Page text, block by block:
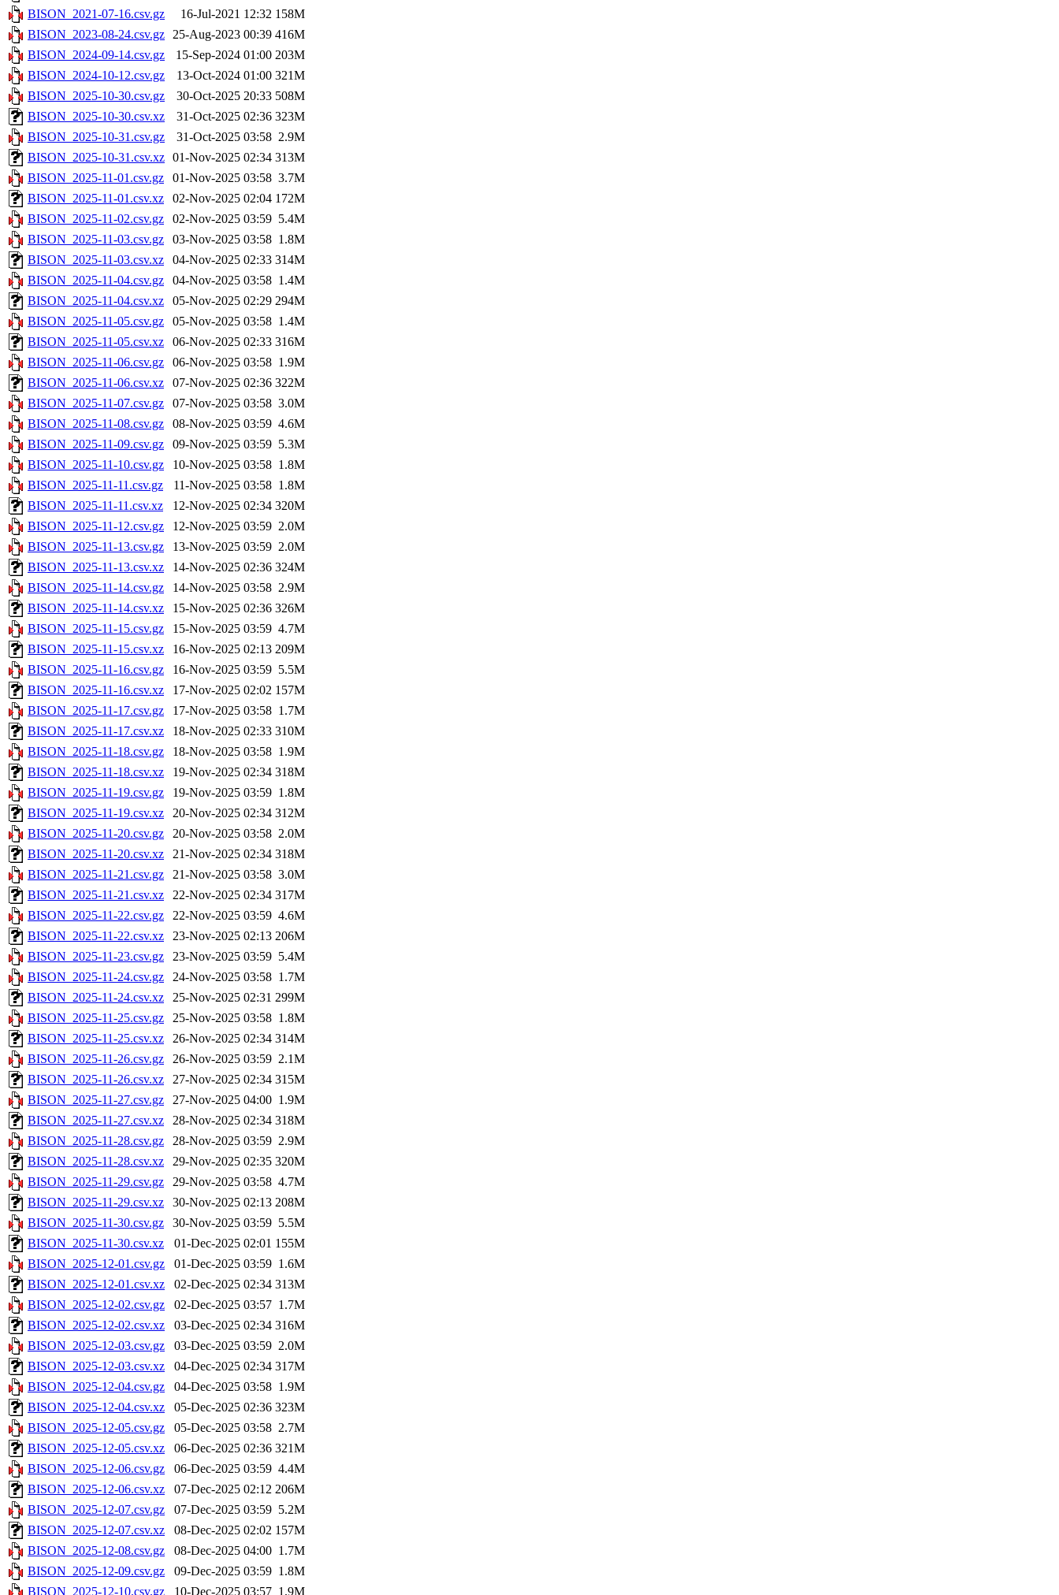
BISON_2021-07-16.csv.gz
16-Jul-2021 12:32 158M
BISON_2023-08-24.csv.gz 25-Aug-2023 00:39 416M
BISON_2024-09-14.csv.gz
15-Sep-2024 01:00 203M
BISON_2024-10-12.csv.gz
13-Oct-2024 01:00 321M
BISON_2025-10-30.csv.gz
30-Oct-2025 20:33 508M
BISON_2025-10-30.csv.xz
31-Oct-2025 02:36 323M
BISON_2025-10-31.csv.gz
31-Oct-2025 03:58 2.9M
BISON_2025-10-31.csv.xz 01-Nov-2025 02:34 313M
BISON_2025-11-01.csv.gz
01-Nov-2025 03:58 3.7M
BISON_2025-11-01.csv.xz
02-Nov-2025 02:04 172M
BISON_2025-11-02.csv.gz
02-Nov-2025 03:59 5.4M
BISON_2025-11-03.csv.gz
03-Nov-2025 03:58 1.8M
BISON_2025-11-03.csv.xz
04-Nov-2025 02:33 314M
BISON_2025-11-04.csv.gz
04-Nov-2025 03:58 1.4M
BISON_2025-11-04.csv.xz
05-Nov-2025 02:29 294M
BISON_2025-11-05.csv.gz
05-Nov-2025 03:58 1.4M
BISON_2025-11-05.csv.xz
06-Nov-2025 02:33 316M
BISON_2025-11-06.csv.gz
06-Nov-2025 03:58 1.9M
BISON_2025-11-06.csv.xz
07-Nov-2025 02:36 322M
BISON_2025-11-07.csv.gz
07-Nov-2025 03:58 3.0M
BISON_2025-11-08.csv.gz
08-Nov-2025 03:59 4.6M
BISON_2025-11-09.csv.gz
09-Nov-2025 03:59 5.3M
BISON_2025-11-10.csv.gz
10-Nov-2025 03:58 1.8M
BISON_2025-11-11.csv.gz
11-Nov-2025 03:58 1.8M
BISON_2025-11-11.csv.xz
12-Nov-2025 02:34 320M
BISON_2025-11-12.csv.gz
12-Nov-2025 03:59 2.0M
BISON_2025-11-13.csv.gz
13-Nov-2025 03:59 2.0M
BISON_2025-11-13.csv.xz
14-Nov-2025 02:36 324M
BISON_2025-11-14.csv.gz
14-Nov-2025 03:58 2.9M
BISON_2025-11-14.csv.xz
15-Nov-2025 02:36 326M
BISON_2025-11-15.csv.gz
15-Nov-2025 03:59 4.7M
BISON_2025-11-15.csv.xz
16-Nov-2025 02:13 209M
BISON_2025-11-16.csv.gz
16-Nov-2025 03:59 5.5M
BISON_2025-11-16.csv.xz
17-Nov-2025 02:02 157M
BISON_2025-11-17.csv.gz
17-Nov-2025 03:58 1.7M
BISON_2025-11-17.csv.xz
18-Nov-2025 02:33 310M
BISON_2025-11-18.csv.gz
18-Nov-2025 03:58 1.9M
BISON_2025-11-18.csv.xz
19-Nov-2025 02:34 318M
BISON_2025-11-19.csv.gz
19-Nov-2025 03:59 1.8M
BISON_2025-11-19.csv.xz
20-Nov-2025 02:34 312M
BISON_2025-11-20.csv.gz
20-Nov-2025 03:58 2.0M
BISON_2025-11-20.csv.xz
21-Nov-2025 02:34 318M
BISON_2025-11-21.csv.gz
21-Nov-2025 03:58 3.0M
BISON_2025-11-21.csv.xz
22-Nov-2025 02:34 317M
BISON_2025-11-22.csv.gz
22-Nov-2025 03:59 4.6M
BISON_2025-11-22.csv.xz
23-Nov-2025 02:13 206M
BISON_2025-11-23.csv.gz
23-Nov-2025 03:59 5.4M
BISON_2025-11-24.csv.gz
24-Nov-2025 03:58 1.7M
BISON_2025-11-24.csv.xz
25-Nov-2025 02:31 299M
BISON_2025-11-25.csv.gz
25-Nov-2025 03:58 1.8M
BISON_2025-11-25.csv.xz
26-Nov-2025 02:34 314M
BISON_2025-11-26.csv.gz
26-Nov-2025 03:59 2.1M
BISON_2025-11-26.csv.xz
27-Nov-2025 02:34 315M
BISON_2025-11-27.csv.gz
27-Nov-2025 04:00 1.9M
BISON_2025-11-27.csv.xz
28-Nov-2025 02:34 318M
BISON_2025-11-28.csv.gz
28-Nov-2025 03:59 2.9M
BISON_2025-11-28.csv.xz
29-Nov-2025 02:35 320M
BISON_2025-11-29.csv.gz
29-Nov-2025 03:58 4.7M
BISON_2025-11-29.csv.xz
30-Nov-2025 02:13 208M
BISON_2025-11-30.csv.gz
30-Nov-2025 03:59 5.5M
BISON_2025-11-30.csv.xz
01-Dec-2025 02:01 155M
BISON_2025-12-01.csv.gz
01-Dec-2025 03:59 1.6M
BISON_2025-12-01.csv.xz
02-Dec-2025 02:34 313M
BISON_2025-12-02.csv.gz
02-Dec-2025 03:57 1.7M
BISON_2025-12-02.csv.xz
03-Dec-2025 02:34 316M
BISON_2025-12-03.csv.gz
03-Dec-2025 03:59 2.0M
BISON_2025-12-03.csv.xz
04-Dec-2025 02:34 317M
BISON_2025-12-04.csv.gz
04-Dec-2025 03:58 1.9M
BISON_2025-12-04.csv.xz
05-Dec-2025 02:36 323M
BISON_2025-12-05.csv.gz
05-Dec-2025 03:58 2.7M
BISON_2025-12-05.csv.xz
06-Dec-2025 02:36 321M
BISON_2025-12-06.csv.gz
06-Dec-2025 03:59 4.4M
BISON_2025-12-06.csv.xz
07-Dec-2025 02:12 206M
BISON_2025-12-07.csv.gz
07-Dec-2025 03:59 5.2M
BISON_2025-12-07.csv.xz
08-Dec-2025 02:02 157M
BISON_2025-12-08.csv.gz
08-Dec-2025 04:00 1.7M
BISON_2025-12-09.csv.gz
09-Dec-2025 03:59 1.8M
BISON_2025-12-10.csv.gz
10-Dec-2025 03:57 1.9M